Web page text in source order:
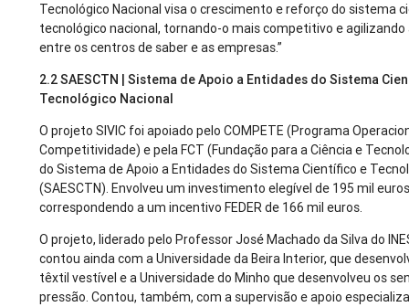
Tecnológico Nacional visa o crescimento e reforço do sistema
tecnológico nacional, tornando-o mais competitivo e
entre os centros de saber e as empresas.”
2.2 SAESCTN | Sistema de Apoio a Entidades do Sistema
Tecnológico Nacional
O projeto SIVIC foi apoiado pelo COMPETE (Programa
Competitividade) e pela FCT (Fundação para a Ciência e
do Sistema de Apoio a Entidades do Sistema Científico e
(SAESCTN). Envolveu um investimento elegível de 195 mil
correspondendo a um incentivo FEDER de 166 mil euros.
O projeto, liderado pelo Professor José Machado da Silva do
contou ainda com a Universidade da Beira Interior, que
têxtil vestível e a Universidade do Minho que desenvolveu os
pressão. Contou, também, com a supervisão e apoio